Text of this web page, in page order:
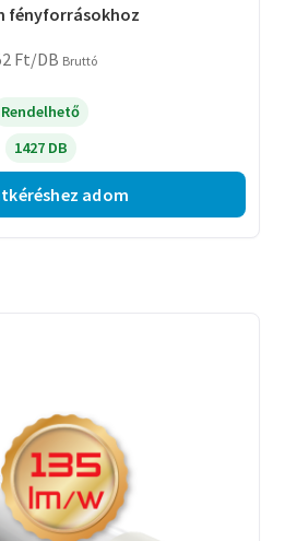
fényforrásokhoz
Ft/DB Bruttó
Rendelhető
1427 DB
adom